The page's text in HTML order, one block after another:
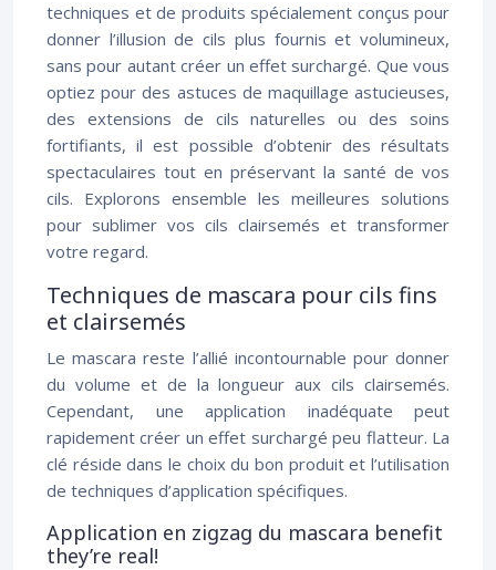
techniques et de produits spécialement conçus pour
donner l’illusion de cils plus fournis et volumineux,
sans pour autant créer un effet surchargé. Que vous
optiez pour des astuces de maquillage astucieuses,
des extensions de cils naturelles ou des soins
fortifiants, il est possible d’obtenir des résultats
spectaculaires tout en préservant la santé de vos
cils. Explorons ensemble les meilleures solutions
pour sublimer vos cils clairsemés et transformer
votre regard.
Techniques de mascara pour cils fins
et clairsemés
Le mascara reste l’allié incontournable pour donner
du volume et de la longueur aux cils clairsemés.
Cependant, une application inadéquate peut
rapidement créer un effet surchargé peu flatteur. La
clé réside dans le choix du bon produit et l’utilisation
de techniques d’application spécifiques.
Application en zigzag du mascara benefit
they’re real!